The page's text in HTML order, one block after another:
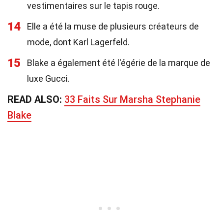
vestimentaires sur le tapis rouge.
14
Elle a été la muse de plusieurs créateurs de
mode, dont Karl Lagerfeld.
15
Blake a également été l'égérie de la marque de
luxe Gucci.
READ ALSO: 33 Faits Sur Marsha Stephanie
Blake